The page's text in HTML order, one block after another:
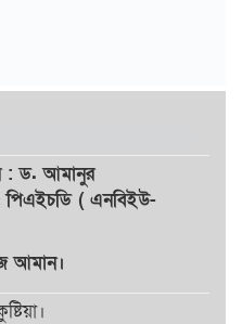
: ড. আমানুর
( এনবিইউ-
আমান।